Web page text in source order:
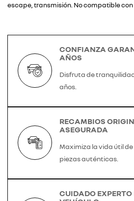
escape, transmisión. No compatible
CONFIANZA
AÑOS
Disfruta de
años.
RECAMBIOS
ASEGURADA
Maximiza la vida útil
piezas auténticas.
CUIDADO